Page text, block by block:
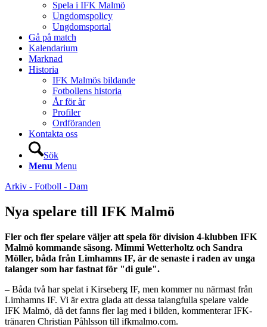
Spela i IFK Malmö
Ungdomspolicy
Ungdomsportal
Gå på match
Kalendarium
Marknad
Historia
IFK Malmös bildande
Fotbollens historia
År för år
Profiler
Ordföranden
Kontakta oss
Sök
Menu Menu
Arkiv - Fotboll - Dam
Nya spelare till IFK Malmö
Fler och fler spelare väljer att spela för division 4-klubben IFK
Malmö kommande säsong. Mimmi Wetterholtz och Sandra
Möller, båda från Limhamns IF, är de senaste i raden av unga
talanger som har fastnat för "di gule".
– Båda två har spelat i Kirseberg IF, men kommer nu närmast från
Limhamns IF. Vi är extra glada att dessa talangfulla spelare valde
IFK Malmö, då det fanns fler lag med i bilden, kommenterar IFK-
tränaren Christian Påhlsson till ifkmalmo.com.